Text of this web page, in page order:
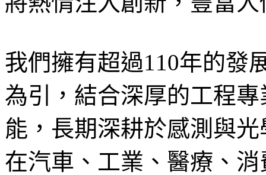
我們擁有超過110年的發
為引，結合深厚的工程
能，長期深耕於感測與
在汽車、工業、醫療、